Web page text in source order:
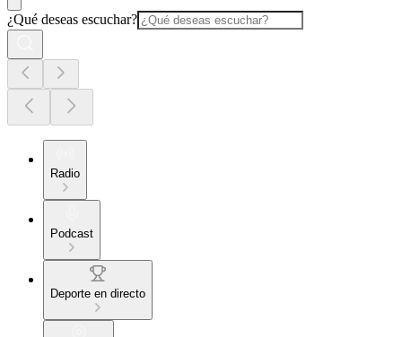
¿Qué deseas escuchar?
Radio
Podcast
Deporte en directo